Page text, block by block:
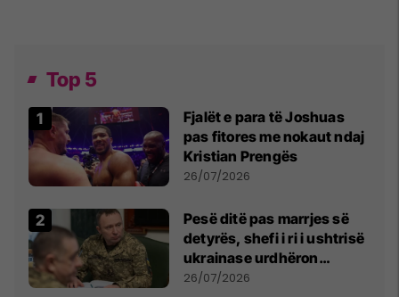
Top 5
Fjalët e para të Joshuas
pas fitores me nokaut ndaj
Kristian Prengës
26/07/2026
Pesë ditë pas marrjes së
detyrës, shefi i ri i ushtrisë
ukrainase urdhëron
kontroll të madh
26/07/2026